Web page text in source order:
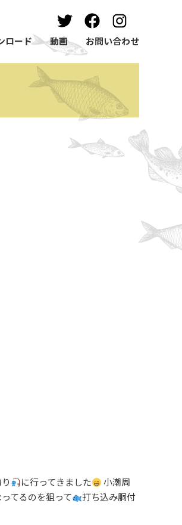
ロード 動画 お問い合わせ
に行ってきました
小潮周
てるのを狙って
打ち込み胴付